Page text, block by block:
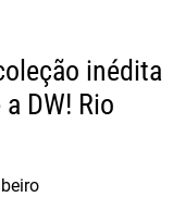
inédita
DW! Rio